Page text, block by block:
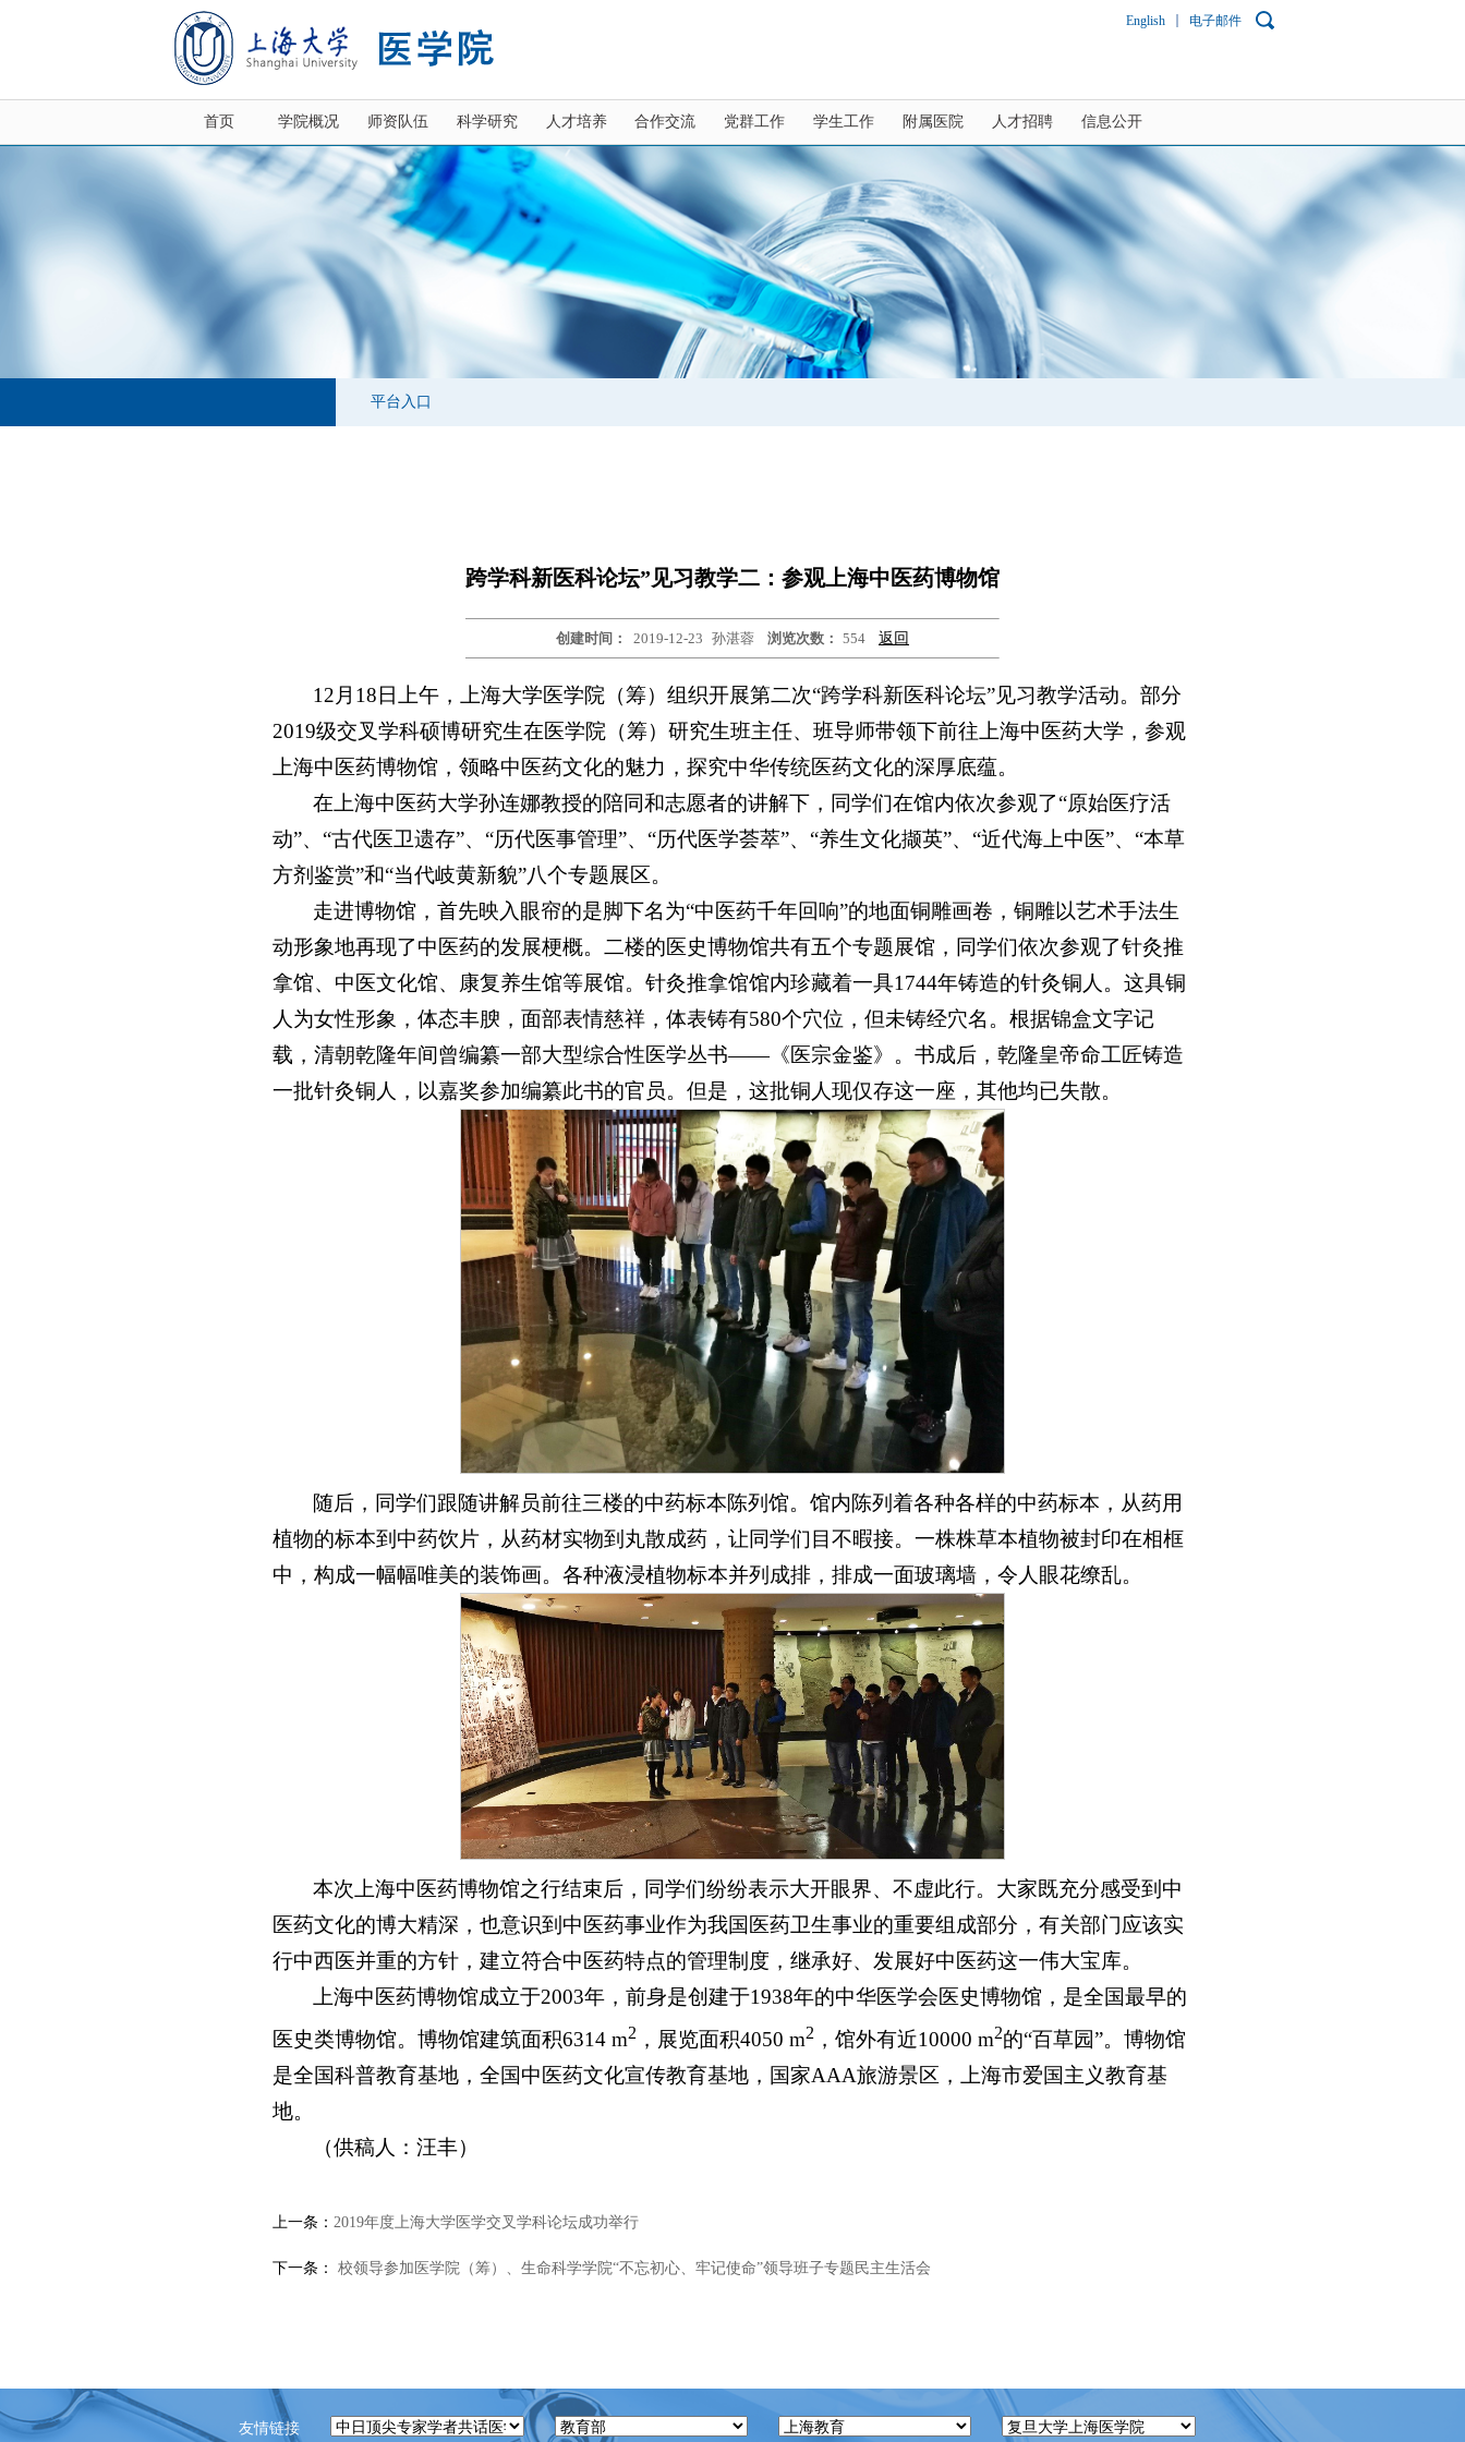
English 电子邮件
首页 学院概况 师资队伍 科学研究 人才培养 合作交流 党群工作 学生工作 附属医院 人才招聘 信息公开
平台入口
跨学科新医科论坛”见习教学二：参观上海中医药博物馆
创建时间： 2019-12-23 孙湛蓉 浏览次数： 554 返回
12月18日上午，上海大学医学院（筹）组织开展第二次“跨学科新医科论坛”见习教学活动。部分
2019级交叉学科硕博研究生在医学院（筹）研究生班主任、班导师带领下前往上海中医药大学，参观
上海中医药博物馆，领略中医药文化的魅力，探究中华传统医药文化的深厚底蕴。
在上海中医药大学孙连娜教授的陪同和志愿者的讲解下，同学们在馆内依次参观了“原始医疗活
动”、“古代医卫遗存”、“历代医事管理”、“历代医学荟萃”、“养生文化撷英”、“近代海上中医”、“本草
方剂鉴赏”和“当代岐黄新貌”八个专题展区。
走进博物馆，首先映入眼帘的是脚下名为“中医药千年回响”的地面铜雕画卷，铜雕以艺术手法生
动形象地再现了中医药的发展梗概。二楼的医史博物馆共有五个专题展馆，同学们依次参观了针灸推
拿馆、中医文化馆、康复养生馆等展馆。针灸推拿馆馆内珍藏着一具1744年铸造的针灸铜人。这具铜
人为女性形象，体态丰腴，面部表情慈祥，体表铸有580个穴位，但未铸经穴名。根据锦盒文字记
载，清朝乾隆年间曾编纂一部大型综合性医学丛书——《医宗金鉴》。书成后，乾隆皇帝命工匠铸造
一批针灸铜人，以嘉奖参加编纂此书的官员。但是，这批铜人现仅存这一座，其他均已失散。
随后，同学们跟随讲解员前往三楼的中药标本陈列馆。馆内陈列着各种各样的中药标本，从药用
植物的标本到中药饮片，从药材实物到丸散成药，让同学们目不暇接。一株株草本植物被封印在相框
中，构成一幅幅唯美的装饰画。各种液浸植物标本并列成排，排成一面玻璃墙，令人眼花缭乱。
本次上海中医药博物馆之行结束后，同学们纷纷表示大开眼界、不虚此行。大家既充分感受到中
医药文化的博大精深，也意识到中医药事业作为我国医药卫生事业的重要组成部分，有关部门应该实
行中西医并重的方针，建立符合中医药特点的管理制度，继承好、发展好中医药这一伟大宝库。
上海中医药博物馆成立于2003年，前身是创建于1938年的中华医学会医史博物馆，是全国最早的
医史类博物馆。博物馆建筑面积6314 m2 ，展览面积4050 m2 ，馆外有近10000 m2的“百草园”。博物馆
是全国科普教育基地，全国中医药文化宣传教育基地，国家AAA旅游景区，上海市爱国主义教育基
地。
（供稿人：汪丰）
上一条： 2019年度上海大学医学交叉学科论坛成功举行
下一条： 校领导参加医学院（筹）、生命科学学院“不忘初心、牢记使命”领导班子专题民主生活会
友情链接